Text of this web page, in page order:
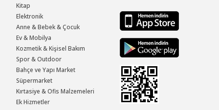
Kitap
Elektronik
Anne & Bebek & Çocuk
Ev & Mobilya
Kozmetik & Kişisel Bakım
Spor & Outdoor
Bahçe ve Yapı Market
Süpermarket
Kırtasiye & Ofis Malzemeleri
Ek Hizmetler